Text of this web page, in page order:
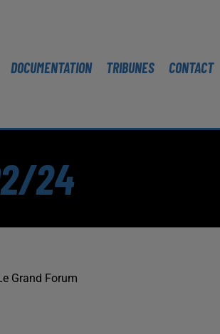
DOCUMENTATION TRIBUNES CONTACT
24
Grand Forum